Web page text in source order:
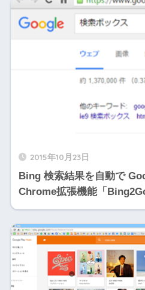
2015年10月23日
Bing 検索結果を自動で
Chrome拡張機能「